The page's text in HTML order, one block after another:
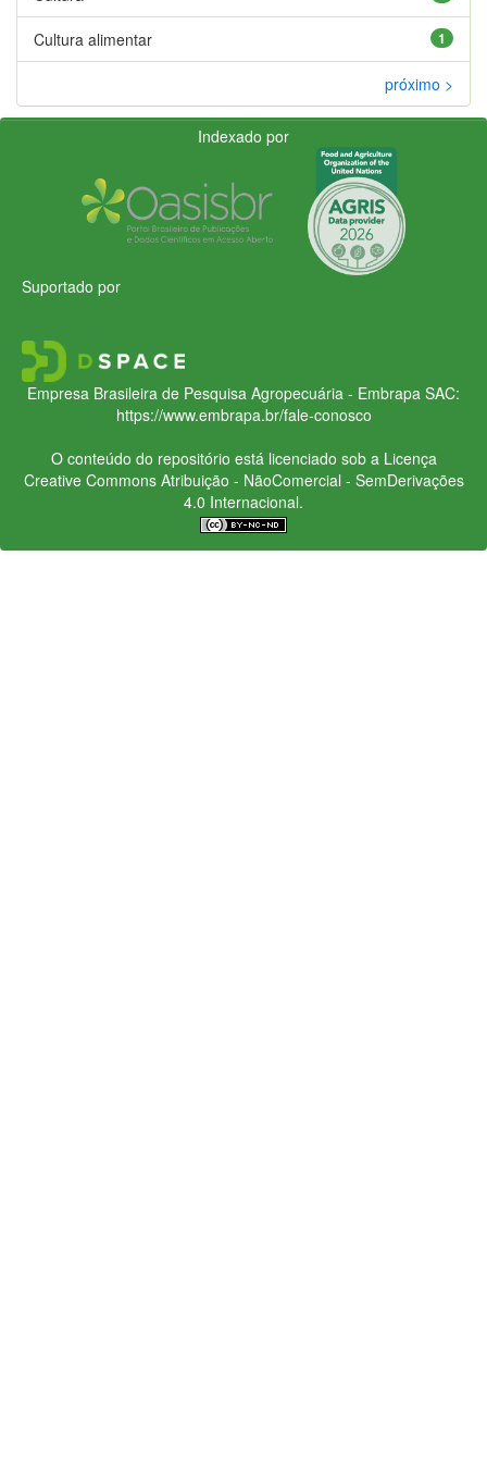
1
Cultura alimentar
próximo >
Indexado por
Suportado por
Empresa Brasileira de Pesquisa Agropecuária - Embrapa SAC:
https://www.embrapa.br/fale-conosco
O conteúdo do repositório está licenciado sob a Licença
Creative CommonsAtribuição - NãoComercial - SemDerivações
4.0 Internacional.